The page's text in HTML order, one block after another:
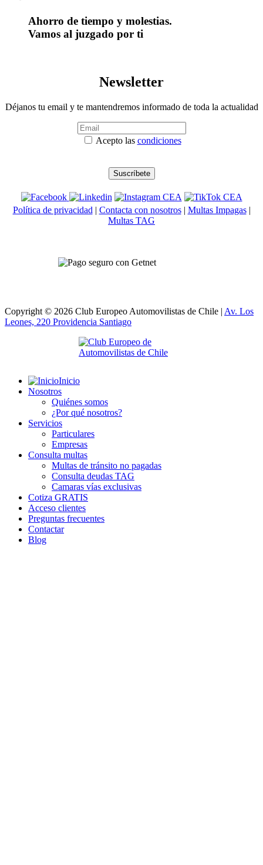
Ahorro de tiempo y molestias.
Vamos al juzgado por ti
Newsletter
Déjanos tu email y te mantendremos informado de toda la actualidad
Acepto las condiciones
Política de privacidad | Contacta con nosotros| Multas Impagas|
Multas TAG
Copyright © 2026 Club Europeo Automovilistas de Chile | Av. Los
Leones, 220 Providencia Santiago
Inicio
Nosotros
Quiénes somos
¿Por qué nosotros?
Servicios
Particulares
Empresas
Consulta multas
Multas de tránsito no pagadas
Consulta deudas TAG
Camaras vías exclusivas
Cotiza GRATIS
Acceso clientes
Preguntas frecuentes
Contactar
Blog